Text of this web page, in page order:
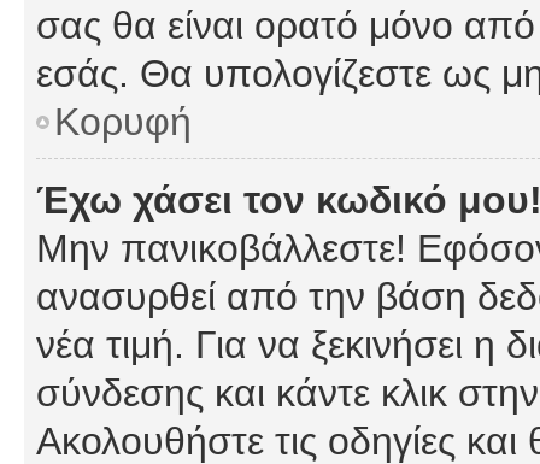
σας θα είναι ορατό μόνο από
εσάς. Θα υπολογίζεστε ως
Κορυφή
Έχω χάσει τον κωδικό
Μην πανικοβάλλεστε!
ανασυρθεί από την βάση
νέα τιμή. Για να ξεκινήσει η
σύνδεσης και κάντε κλικ
Ακολουθήστε τις οδηγίες